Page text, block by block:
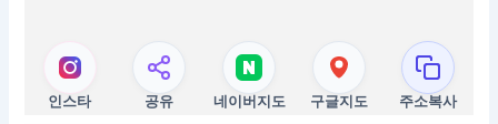
인스타 공유 네이버지도 구글지도 주소복사